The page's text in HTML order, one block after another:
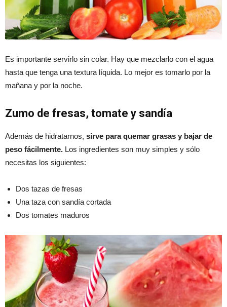
Es importante servirlo sin colar. Hay que mezclarlo con el agua
hasta que tenga una textura líquida. Lo mejor es tomarlo por la
mañana y por la noche.
Zumo de fresas, tomate y sandía
Además de hidratarnos, sirve para quemar grasas y bajar de
peso fácilmente. Los ingredientes son muy simples y sólo
necesitas los siguientes:
Dos tazas de fresas
Una taza con sandía cortada
Dos tomates maduros